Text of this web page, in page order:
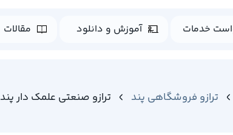
خدمات آموزش و دانلود مقالات
ترازو فروشگاهی پند ترازو صنعتی علمک دار پند Px3000 با ظرفیت 30 کیلوگرم